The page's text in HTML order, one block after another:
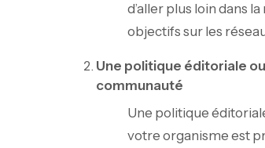
d’aller plus loin dans
objectifs sur les
Une politique éditoriale
communauté
Une politique
votre organisme est